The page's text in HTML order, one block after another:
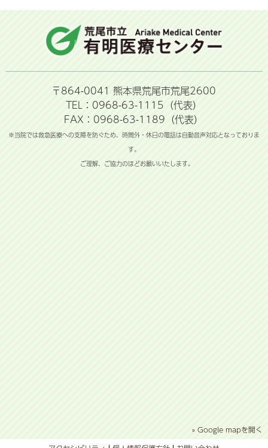
〒864-0041 熊本県荒尾市荒尾2600
TEL：0968-63-1115（代表）
FAX：0968-63-1189（代表）
※当院では救急医療への支障を防ぐため、時間外・休日の電話は自動音声対応となっておりま
す。
ご理解、ご協力のほどお願いいたします。
» Google mapを開く